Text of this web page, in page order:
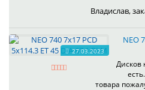
Владислав,
27.03.2023
NEO
Дисков
товара